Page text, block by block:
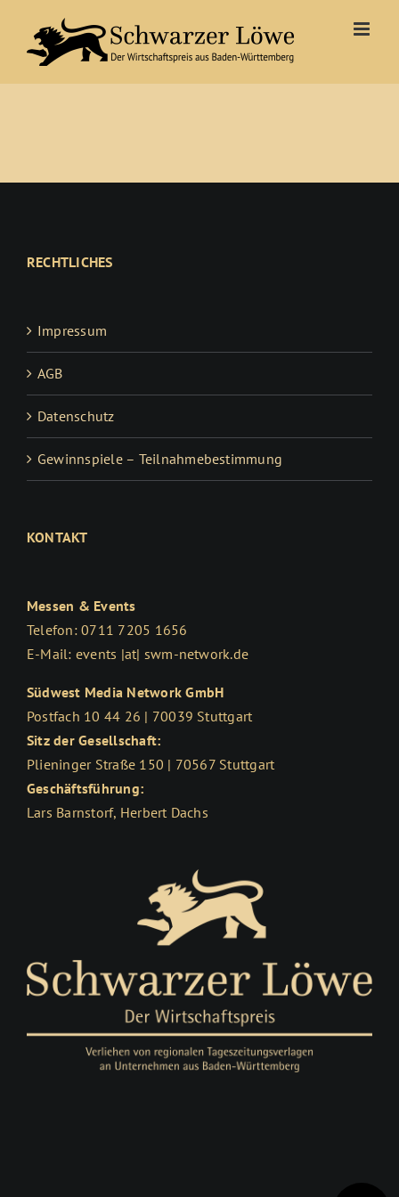
Inhalt
springen
RECHTLICHES
Impressum
AGB
Datenschutz
Gewinnspiele – Teilnahmebestimmung
KONTAKT
Messen & Events
Telefon: 0711 7205 1656
E-Mail: events |at| swm-network.de
Südwest Media Network GmbH
Postfach 10 44 26 | 70039 Stuttgart
Sitz der Gesellschaft:
Plieninger Straße 150 | 70567 Stuttgart
Geschäftsführung:
Lars Barnstorf, Herbert Dachs